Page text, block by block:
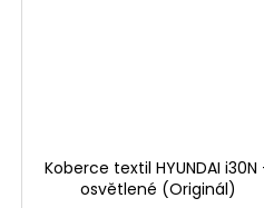
Koberce textil HYUNDAI i30N
osvětlené (Originál)